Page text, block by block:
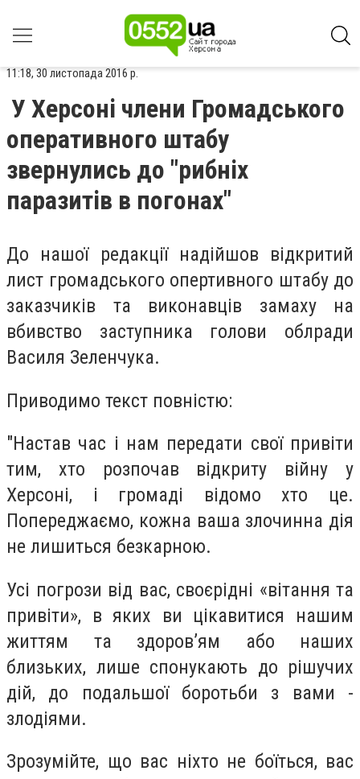
11:18, 30 листопада 2016 р.
У Херсоні члени Громадського
оперативного штабу
звернулись до "рибніх
паразитів в погонах"
До нашої редакції надійшов відкритий
лист громадського опертивного штабу до
заказчиків та виконавців замаху на
вбивство заступника голови облради
Василя Зеленчука.
Приводимо текст повністю:
"Настав час і нам передати свої привіти
тим, хто розпочав відкриту війну у
Херсоні, і громаді відомо хто це.
Попереджаємо, кожна ваша злочинна дія
не лишиться безкарною.
Усі погрози від вас, своєрідні «вітання та
привіти», в яких ви цікавитися нашим
життям та здоров’ям або наших
близьких, лише спонукають до рішучих
дій, до подальшої боротьби з вами -
злодіями.
Зрозумійте, що вас ніхто не боїться, вас